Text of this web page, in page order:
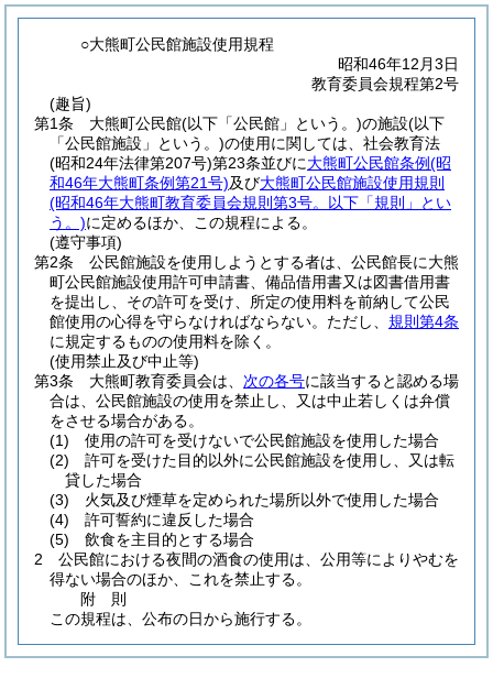
○大熊町公民館施設使用規程
昭和46年12月3日
教育委員会規程第2号
(趣旨)
第1条
大熊町公民館(以下「公民館」という。)の施設(以下
「公民館施設」という。)の使用に関しては、社会教育法
(昭和24年法律第207号)第23条並びに大熊町公民館条例(昭
和46年大熊町条例第21号)及び大熊町公民館施設使用規則
(昭和46年大熊町教育委員会規則第3号。以下「規則」とい
う。)に定めるほか、この規程による。
(遵守事項)
第2条
公民館施設を使用しようとする者は、公民館長に大熊
町公民館施設使用許可申請書、備品借用書又は図書借用書
を提出し、その許可を受け、所定の使用料を前納して公民
館使用の心得を守らなければならない。 ただし、 規則第4条
に規定するものの使用料を除く。
(使用禁止及び中止等)
第3条
大熊町教育委員会は、 次の各号に該当すると認める場
合は、公民館施設の使用を禁止し、又は中止若しくは弁償
をさせる場合がある。
(1)
使用の許可を受けないで公民館施設を使用した場合
(2)
許可を受けた目的以外に公民館施設を使用し、又は転
貸した場合
(3)
火気及び煙草を定められた場所以外で使用した場合
(4)
許可誓約に違反した場合
(5)
飲食を主目的とする場合
2
公民館における夜間の酒食の使用は、公用等によりやむを
得ない場合のほか、これを禁止する。
附 則
この規程は、公布の日から施行する。